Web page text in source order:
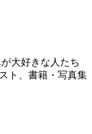
大好きな人たち
ト、書籍・写真集